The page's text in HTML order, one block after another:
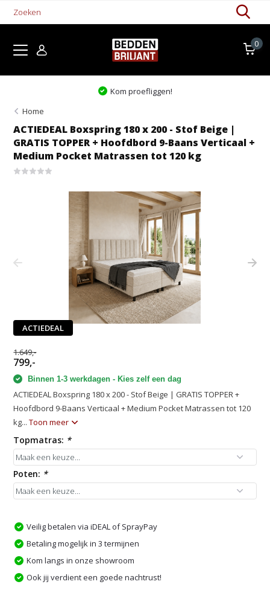
0
Kom proefliggen!
Home
ACTIEDEAL Boxspring 180 x 200 - Stof Beige |
GRATIS TOPPER + Hoofdbord 9-Baans Verticaal +
Medium Pocket Matrassen tot 120 kg
ACTIEDEAL
1.649,-
799,-
Binnen 1-3 werkdagen - Kies zelf een dag
ACTIEDEAL Boxspring 180 x 200 - Stof Beige | GRATIS TOPPER +
Hoofdbord 9-Baans Verticaal + Medium Pocket Matrassen tot 120
kg...Toon meer
Topmatras: *
Poten: *
Veilig betalen via iDEAL of SprayPay
Betaling mogelijk in 3 termijnen
Kom langs in onze showroom
Ook jij verdient een goede nachtrust!